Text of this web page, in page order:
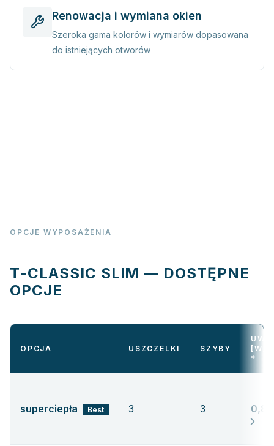
Renowacja i wymiana okien
Szeroka gama kolorów i wymiarów dopasowana
do istniejących otworów
OPCJE WYPOSAŻENIA
T-CLASSIC SLIM — DOSTĘPNE
OPCJE
OPCJA USZCZELKI SZYBY
UW
[W/
*
superciepła Best 3 3 0,85